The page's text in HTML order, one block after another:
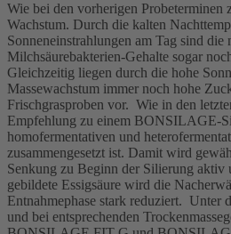
Wie bei den vorherigen Probeterminen
Wachstum. Durch die kalten
Sonneneinstrahlungen am Tag sind die
Milchsäurebakterien-Gehalte sogar
Gleichzeitig liegen durch die hohe
Massewachstum immer noch hohe
Frischgrasproben vor. Wie in den
Empfehlung zu einem BONSILAGE-
homofermentativen und
zusammengesetzt ist. Damit wird
Senkung zu Beginn der Silierung
gebildete Essigsäure wird die
Entnahmephase stark reduziert. Unter
und bei entsprechenden